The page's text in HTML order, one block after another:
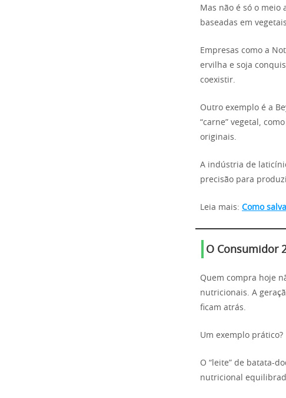
Mas não é só o
baseadas em
Empresas como a
ervilha e soja
coexistir.
Outro exemplo é a
“carne” vegetal,
originais.
A indústria de
precisão para
Leia mais: Como
O Consumidor
Quem compra hoje
nutricionais. A
ficam atrás.
Um exemplo prático?
O “leite” de batata-
nutricional